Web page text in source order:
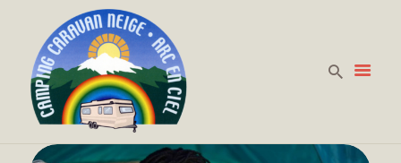
HOME